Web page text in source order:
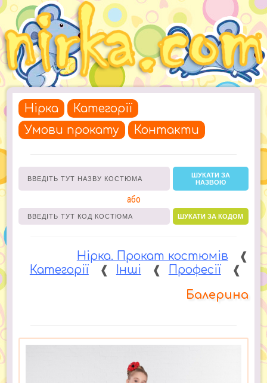
Нірка
Категорії
Умови прокату
Контакти
ШУКАТИ ЗА
НАЗВОЮ
або
ШУКАТИ ЗА КОДОМ
Нірка. Прокат костюмів ❰
Категорії ❰ Інші ❰ Професії ❰
Балерина